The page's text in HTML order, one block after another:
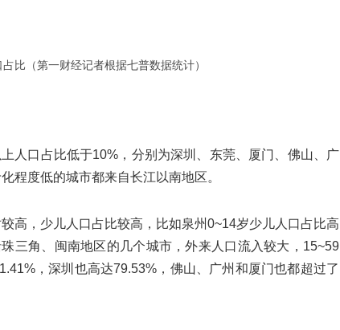
比（第一财经记者根据七普数据统计）
人口占比低于10%，分别为深圳、东莞、厦门、佛山、广
程度低的城市都来自长江以南地区。
高，少儿人口占比较高，比如泉州0~14岁少儿人口占比高
三角、闽南地区的几个城市，外来人口流入较大，15~59
，深圳也高达79.53%，佛山、广州和厦门也都超过了